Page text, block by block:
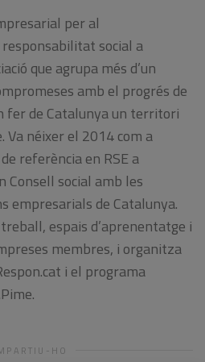
per al
social a
que agrupa més d’un
amb el progrés de
fer de Catalunya un territori
néixer el 2014 com a
referència en RSE a
Consell social amb les
empresarials de Catalunya.
espais d’aprenentatge i
membres, i organitza
i el programa
HO